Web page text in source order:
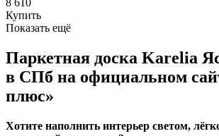
Купить
Показать ещё
Паркетная доска Karelia
в СПб на официальном
плюс»
Хотите наполнить интерьер светом,